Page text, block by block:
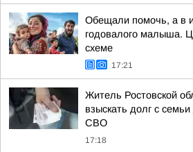
Обещали помочь, а в
годовалого малыша.
схеме
17:21
Житель Ростовской
взыскать долг с
СВО
17:18